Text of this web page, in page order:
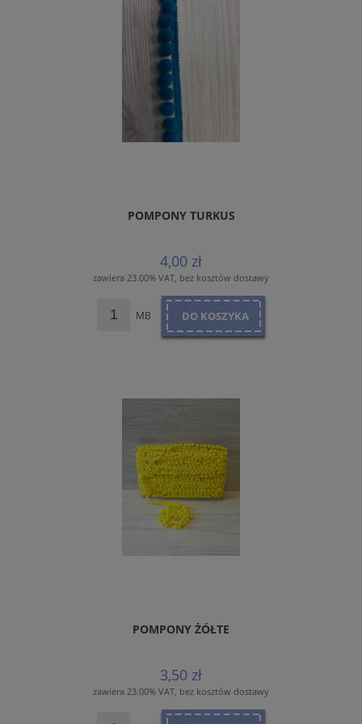
POMPONY TURKUS
4,00 zł
zawiera 23.00% VAT, bez kosztów dostawy
MB DO KOSZYKA
POMPONY ŻÓŁTE
3,50 zł
zawiera 23.00% VAT, bez kosztów dostawy